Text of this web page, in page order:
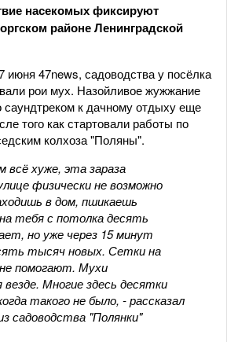
насекомых фиксируют
районе Ленинградской
июня 47news, садоводства у посёлка
рои мух. Назойливое жужжание
к дачному отдыху еще
того как стартовали работы по
колхоза "Поляны".
всё хуже, эта зараза
физически не возможно
в дом, пшикаешь
тебя с потолка десять
но уже через 15 минут
тысяч новых. Сетки на
не помогают. Мухи
Многие здесь десятки
такого не было, - рассказал
садоводства "Полянки"